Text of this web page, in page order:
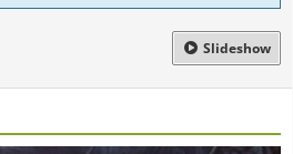
Slideshow